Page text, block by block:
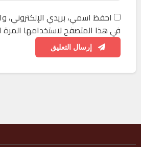
احفظ اسمي، بريدي الإلكتروني،
في هذا المتصفح لاستخدامها